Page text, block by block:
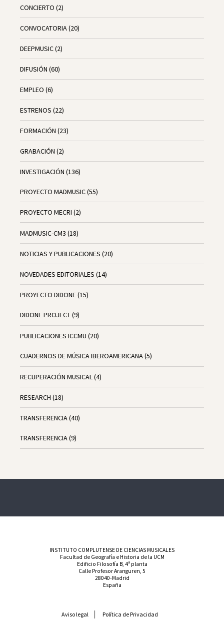
CONCIERTO (2)
CONVOCATORIA(20)
DEEPMUSIC(2)
DIFUSIÓN (60)
EMPLEO (6)
ESTRENOS (22)
FORMACIÓN (23)
GRABACIÓN (2)
INVESTIGACIÓN (136)
PROYECTO MADMUSIC(55)
PROYECTO MECRI (2)
MADMUSIC-CM3 (18)
NOTICIAS Y PUBLICACIONES (20)
NOVEDADES EDITORIALES (14)
PROYECTO DIDONE(15)
DIDONE PROJECT(9)
PUBLICACIONES ICCMU (20)
CUADERNOS DE MÚSICA IBEROAMERICANA(5)
RECUPERACIÓN MUSICAL(4)
RESEARCH (18)
TRANSFERENCIA(40)
TRANSFERENCIA(9)
INSTITUTO COMPLUTENSE DE CIENCIAS MUSICALES
Facultad de Geografía e Historia de la UCM
Edificio Filosofía B, 4ª planta
Calle Profesor Aranguren, 5
28040-Madrid
España
Aviso legal Política de Privacidad